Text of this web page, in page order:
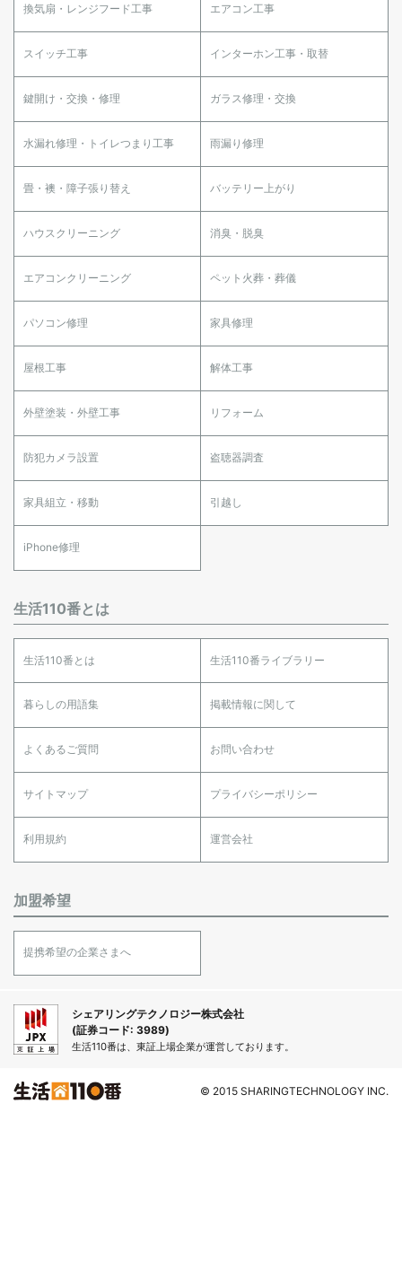
換気扇・レンジフード工事 エアコン工事
スイッチ工事 インターホン工事・取替
鍵開け・交換・修理 ガラス修理・交換
水漏れ修理・トイレつまり工事 雨漏り修理
畳・襖・障子張り替え バッテリー上がり
ハウスクリーニング 消臭・脱臭
エアコンクリーニング ペット火葬・葬儀
パソコン修理 家具修理
屋根工事 解体工事
外壁塗装・外壁工事 リフォーム
防犯カメラ設置 盗聴器調査
家具組立・移動 引越し
iPhone修理
生活110番とは
生活110番とは 生活110番ライブラリー
暮らしの用語集 掲載情報に関して
よくあるご質問 お問い合わせ
サイトマップ プライバシーポリシー
利用規約 運営会社
加盟希望
提携希望の企業さまへ
シェアリングテクノロジー株式会社
(証券コード: 3989)
生活110番は、東証上場企業が運営しております。
© 2015 SHARINGTECHNOLOGY INC.